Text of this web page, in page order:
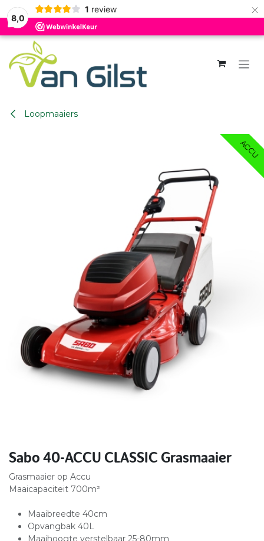
8,0
1 review ×
Overslaan naar inhoud
Loopmaaiers
ACCU
Sabo 40-ACCU CLASSIC Grasmaaier
Grasmaaier op Accu
Maaicapaciteit 700m²
Maaibreedte 40cm
Opvangbak 40L
Maaihoogte verstelbaar 25-80mm